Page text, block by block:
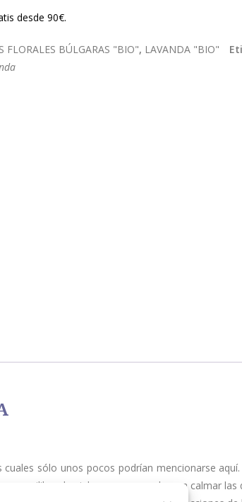
desde 90€.
FLORALES BÚLGARAS "BIO", LAVANDA "BIO"
sólo unos pocos podrían mencionarse
y equilibrar la piel grasa y normal, para calmar las